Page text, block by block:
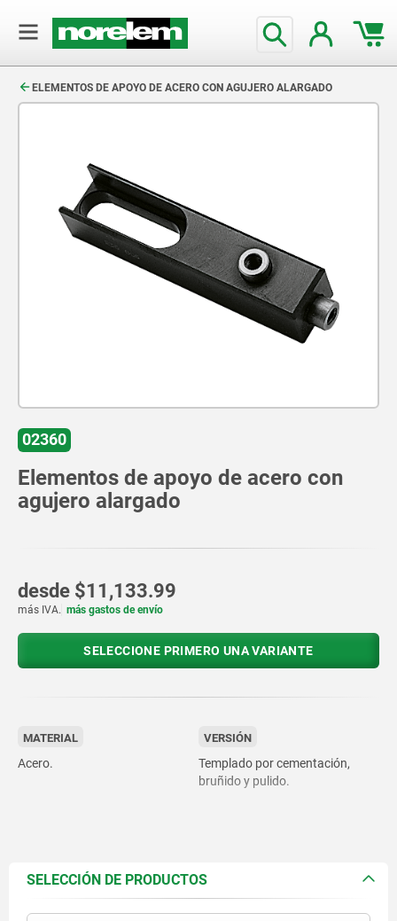
ELEMENTOS DE APOYO DE ACERO CON AGUJERO ALARGADO
02360
Elementos de apoyo de acero con
agujero alargado
desde $11,133.99
más IVA. más gastos de envío
SELECCIONE PRIMERO UNA VARIANTE
MATERIAL
Acero.
VERSIÓN
Templado por cementación,
bruñido y pulido.
SELECCIÓN DE PRODUCTOS